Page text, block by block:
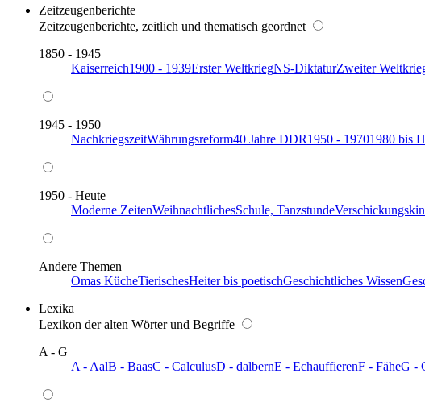
Zeitzeugenberichte
Zeitzeugenberichte, zeitlich und thematisch geordnet
1850 - 1945
Kaiserreich1900 - 1939Erster WeltkriegNS-DiktaturZweiter
1945 - 1950
NachkriegszeitWährungsreform40 Jahre DDR1950 - 19701980 bis
1950 - Heute
Moderne ZeitenWeihnachtlichesSchule, Tanzstunde
Andere Themen
Omas KücheTierischesHeiter bis poetischGeschichtliches Wissen
Lexika
Lexikon der alten Wörter und Begriffe
A - G
A - AalB - BaasC - CalculusD - dalbernE - EchauffierenF - FäheG -